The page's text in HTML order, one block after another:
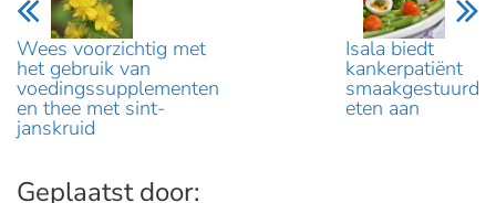
Wees voorzichtig met
het gebruik van
voedingssupplementen
en thee met sint-
janskruid
Isala biedt
kankerpatiënt
smaakgestuurd
eten aan